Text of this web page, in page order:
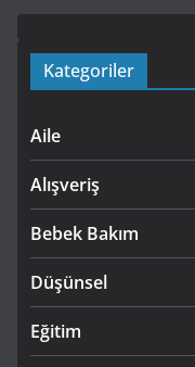
Kategoriler
Aile
Alışveriş
Bebek Bakım
Düşünsel
Eğitim